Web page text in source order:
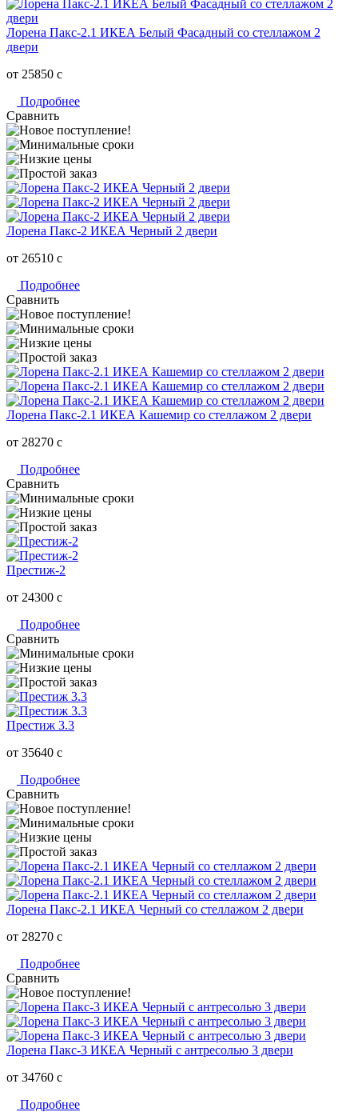
Лорена Пакс-2.1 ИКЕА Белый Фасадный со стеллажом 2
двери
от 25850 c
Подробнее
Сравнить
Лорена Пакс-2 ИКЕА Черный 2 двери
от 26510 c
Подробнее
Сравнить
Лорена Пакс-2.1 ИКЕА Кашемир со стеллажом 2 двери
от 28270 c
Подробнее
Сравнить
Престиж-2
от 24300 c
Подробнее
Сравнить
Престиж 3.3
от 35640 c
Подробнее
Сравнить
Лорена Пакс-2.1 ИКЕА Черный со стеллажом 2 двери
от 28270 c
Подробнее
Сравнить
Лорена Пакс-3 ИКЕА Черный с антресолью 3 двери
от 34760 c
Подробнее